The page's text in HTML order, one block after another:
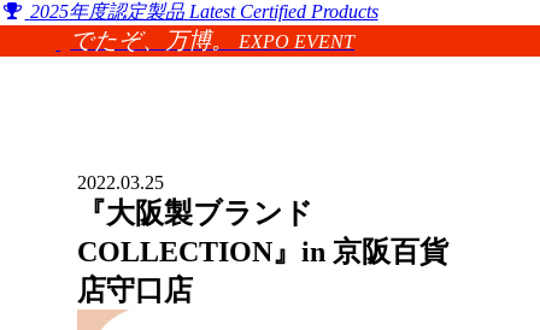
2025年度認定製品 Latest Certified Products
でたぞ、万博。 EXPO EVENT
2022.03.25
『大阪製ブランド
COLLECTION』in 京阪百貨
店守口店